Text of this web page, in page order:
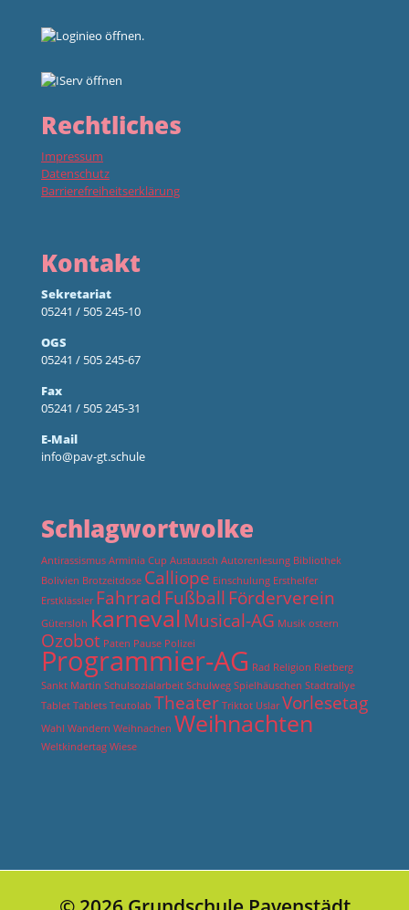
Rechtliches
Impressum
Datenschutz
Barrierefreiheitserklärung
Kontakt
Sekretariat
05241 / 505 245-10
OGS
05241 / 505 245-67
Fax
05241 / 505 245-31
E-Mail
info@pav-gt.schule
Schlagwortwolke
Antirassismus Arminia Cup Austausch Autorenlesung Bibliothek
Bolivien Brotzeitdose Calliope Einschulung Ersthelfer
Erstklässler Fahrrad FußballFörderverein
Gütersloh karnevalMusical-AG Musik ostern
Ozobot Paten Pause Polizei
Programmier-AG Rad Religion Rietberg
Sankt Martin Schulsozialarbeit Schulweg Spielhäuschen Stadtrallye
Tablet Tablets Teutolab Theater Triktot Uslar Vorlesetag
Wahl Wandern Weihnachen Weihnachten
Weltkindertag Wiese